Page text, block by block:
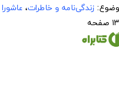
زندگی‌نامه و خاطرات، عاشورا